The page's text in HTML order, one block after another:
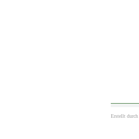
Erstellt durch